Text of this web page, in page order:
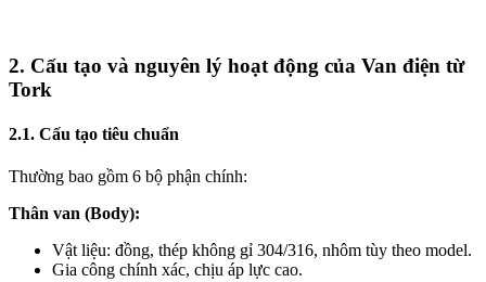
2. Cấu tạo và nguyên lý hoạt động của Van điện từ
Tork
2.1. Cấu tạo tiêu chuẩn
Thường bao gồm 6 bộ phận chính:
Thân van (Body):
Vật liệu: đồng, thép không gỉ 304/316, nhôm tùy theo model.
Gia công chính xác, chịu áp lực cao.